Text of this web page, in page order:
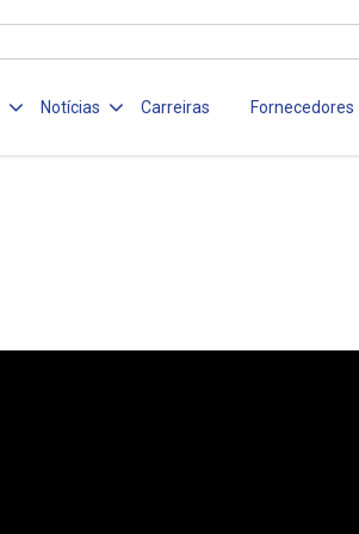
Notícias Carreiras Fornecedores